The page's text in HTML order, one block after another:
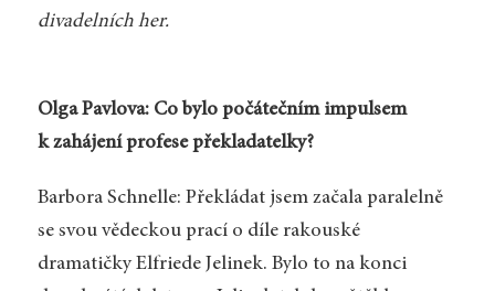
divadelních her.
Olga Pavlova: Co bylo počátečním impulsem
k zahájení profese překladatelky?
Barbora Schnelle: Překládat jsem začala paralelně
se svou vědeckou prací o díle rakouské
dramatičky Elfriede Jelinek. Bylo to na konci